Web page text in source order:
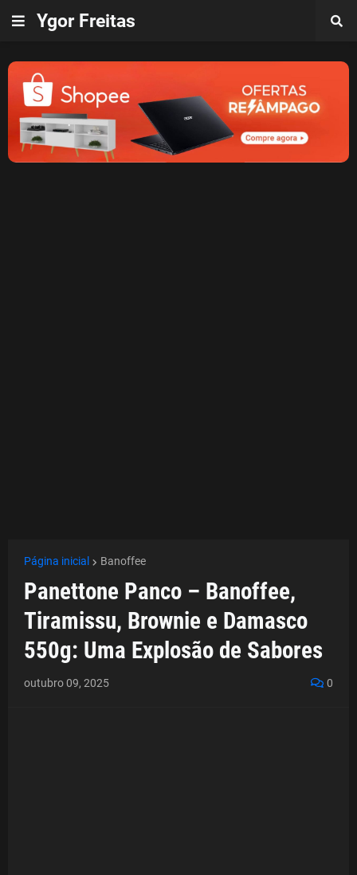
Ygor Freitas
Página inicial Banoffee
Panettone Panco – Banoffee,
Tiramissu, Brownie e Damasco
550g: Uma Explosão de Sabores
outubro 09, 2025 0